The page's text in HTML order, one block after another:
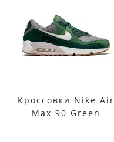
Кроссовки Nike Air
Max 90 Green